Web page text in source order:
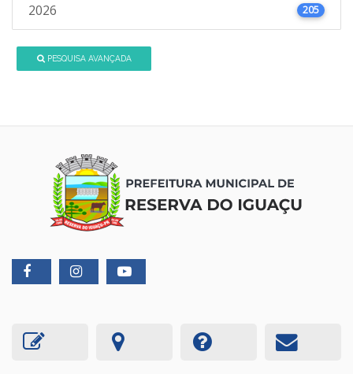
2026 205
PESQUISA AVANÇADA